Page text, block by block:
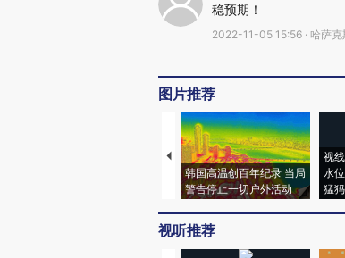
稳预期！
2022-11-05 15:56 · 哈萨克
图片推荐
韩国高温创百年纪录 当局
警告停止一切户外活动
视
水
猛
视听推荐